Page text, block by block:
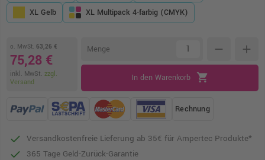
XL Gelb
XL Multipack 4-farbig (CMYK)
o. MwSt. 63,26 €
75,28 €
inkl. MwSt. zzgl.
Versand
Menge remove add
In den Warenkorb shopping_cart
Rechnung
Versandkostenfreie Lieferung ab 35€ für Ampertec Produkte*
365 Tage Geld-Zurück-Garantie